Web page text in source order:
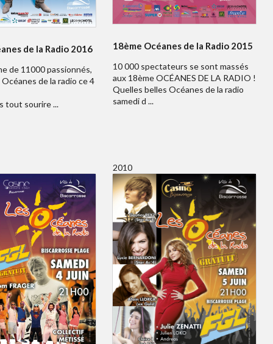
de la Radio 2016
de 11000 passionnés,
de la radio ce 4
tout sourire ...
18ème Océanes de la Radio 2015
10 000 spectateurs se sont massés
aux 18ème OCÉANES DE LA RADIO !
Quelles belles Océanes de la radio
samedi d ...
2010